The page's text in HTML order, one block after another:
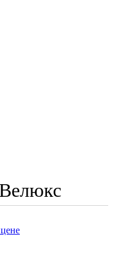
цене